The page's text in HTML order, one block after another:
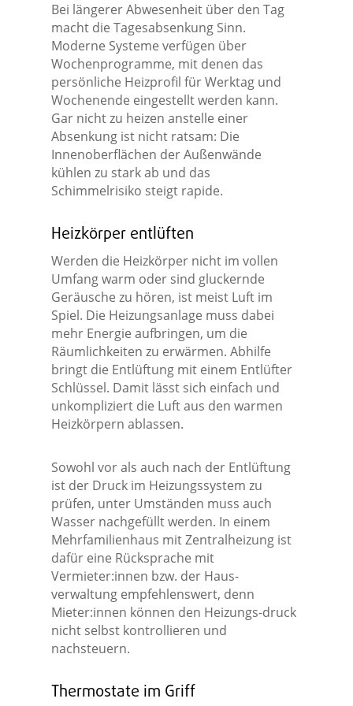
Bei längerer Abwesenheit über den Tag
macht die Tagesabsenkung Sinn.
Moderne Systeme verfügen über
Wochenprogramme, mit denen das
persönliche Heizprofil für Werktag und
Wochenende eingestellt werden kann.
Gar nicht zu heizen anstelle einer
Absenkung ist nicht ratsam: Die
Innenoberflächen der Außenwände
kühlen zu stark ab und das
Schimmelrisiko steigt rapide.
Heizkörper entlüften
Werden die Heizkörper nicht im vollen
Umfang warm oder sind gluckernde
Geräusche zu hören, ist meist Luft im
Spiel. Die Heizungsanlage muss dabei
mehr Energie aufbringen, um die
Räumlichkeiten zu erwärmen. Abhilfe
bringt die Entlüftung mit einem Entlüfter
Schlüssel. Damit lässt sich einfach und
unkompliziert die Luft aus den warmen
Heizkörpern ablassen.
Sowohl vor als auch nach der Entlüftung
ist der Druck im Heizungssystem zu
prüfen, unter Umständen muss auch
Wasser nachgefüllt werden. In einem
Mehrfamilienhaus mit Zentralheizung ist
dafür eine Rücksprache mit
Vermieter:innen bzw. der Haus-
verwaltung empfehlenswert, denn
Mieter:innen können den Heizungs-druck
nicht selbst kontrollieren und
nachsteuern.
Thermostate im Griff